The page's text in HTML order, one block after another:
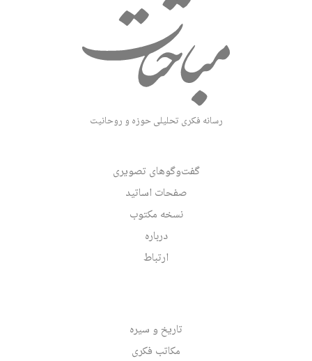
رسانه فکری تحلیلی حوزه و روحانیت
گفت‌وگوهای تصویری
صفحات اساتید
نسخه مکتوب
درباره
ارتباط
تاریخ و سیره
مکاتب فکری